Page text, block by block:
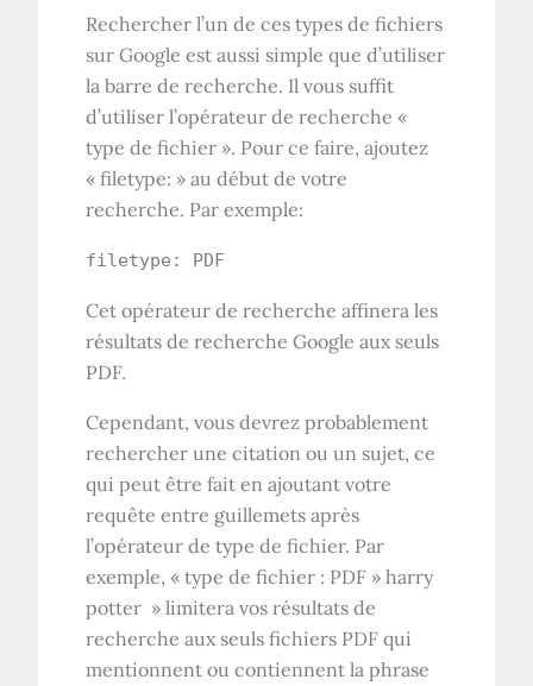
Rechercher l’un de ces types de fichiers
sur Google est aussi simple que d’utiliser
la barre de recherche. Il vous suffit
d’utiliser l’opérateur de recherche «
type de fichier ». Pour ce faire, ajoutez
« filetype: » au début de votre
recherche. Par exemple:
filetype: PDF
Cet opérateur de recherche affinera les
résultats de recherche Google aux seuls
PDF.
Cependant, vous devrez probablement
rechercher une citation ou un sujet, ce
qui peut être fait en ajoutant votre
requête entre guillemets après
l’opérateur de type de fichier. Par
exemple, « type de fichier : PDF » harry
potter » limitera vos résultats de
recherche aux seuls fichiers PDF qui
mentionnent ou contiennent la phrase